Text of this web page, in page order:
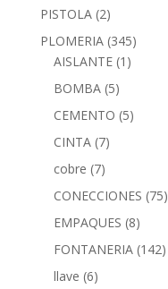
PISTOLA (2)
PLOMERIA (345)
AISLANTE (1)
BOMBA (5)
CEMENTO (5)
CINTA (7)
cobre (7)
CONECCIONES (75)
EMPAQUES (8)
FONTANERIA (142)
llave (6)